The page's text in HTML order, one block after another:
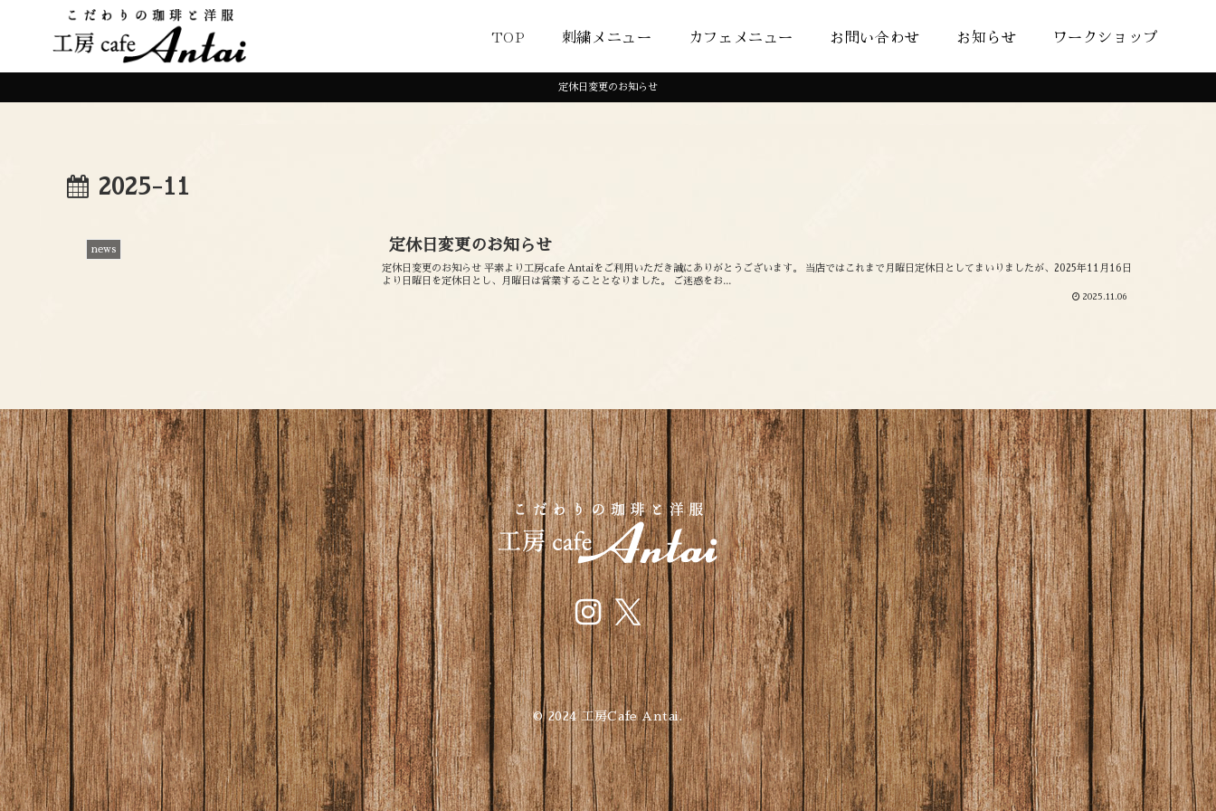
ワークショップ
お知らせ
お問い合わせ
カフェメニュー
刺繍メニュー
TOP
定休日変更のお知らせ
2025-11
news 定休日変更のお知らせ
定休日変更のお知らせ 平素より工房cafe Antaiをご利用いただき誠にありがとうございます。 当店ではこれまで月曜日定休日としてまいりましたが、2025年11月16日
より日曜日を定休日とし、月曜日は営業することとなりました。 ご迷惑をお...
2025.11.06
© 2024 工房Cafe Antai.